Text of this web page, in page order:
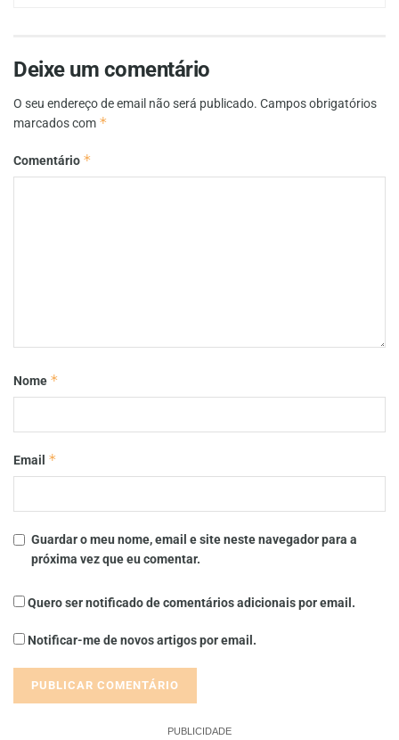
Deixe um comentário
O seu endereço de email não será publicado. Campos obrigatórios
marcados com *
Comentário *
Nome *
Email *
Guardar o meu nome, email e site neste navegador para a
próxima vez que eu comentar.
Quero ser notificado de comentários adicionais por email.
Notificar-me de novos artigos por email.
PUBLICIDADE